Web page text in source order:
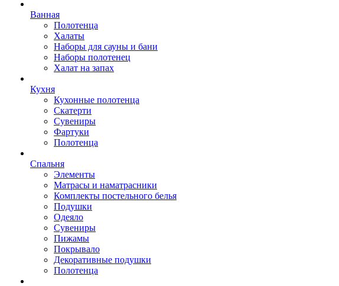
Ванная
Полотенца
Халаты
Наборы для сауны и бани
Наборы полотенец
Халат на запах
Кухня
Кухонные полотенца
Скатерти
Сувениры
Фартуки
Полотенца
Спальня
Элементы
Матрасы и наматрасники
Комплекты постельного белья
Подушки
Одеяло
Сувениры
Пижамы
Покрывало
Декоративные подушки
Полотенца